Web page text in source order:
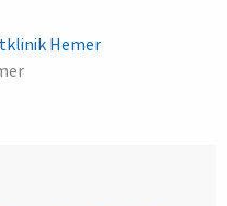
Hemer